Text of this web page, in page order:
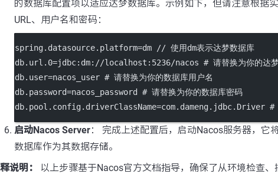
的数据库配置项以适应达梦数据库。示例如下，但请注意根据
URL、用户名和密码：
spring.datasource.platform=dm // 使用dm表示达梦数据库
db.url.0=jdbc:dm://localhost:5236/nacos # 请替换为你的达梦数
db.user=nacos_user # 请替换为你的数据库用户名
db.password=nacos_password # 请替换为你的数据库密码
db.pool.config.driverClassName=com.dameng.jdbc.Driver # 达
启动Nacos Server： 完成上述配置后，启动Nacos服务器，它
数据库作为其数据存储。
说明：
以上步骤基于Nacos官方文档指导，确保了从环境检查、